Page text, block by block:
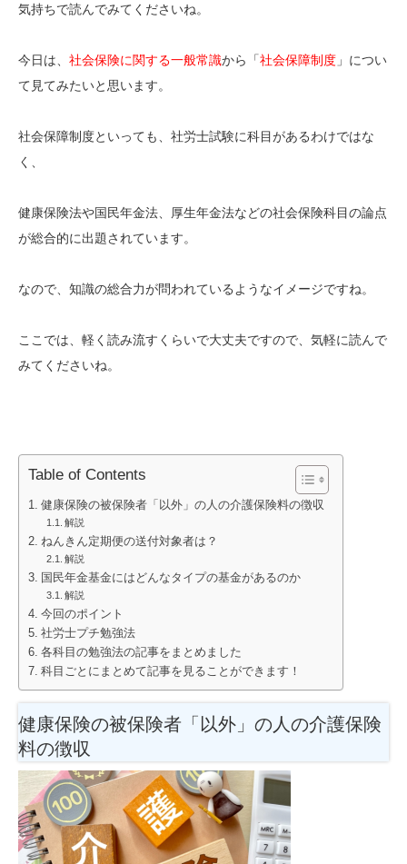
気持ちで読んでみてくださいね。
今日は、 社会保険に関する一般常識から「社会保障制度 」につい
て見てみたいと思います。
社会保障制度といっても、社労士試験に科目があるわけではな
く、
健康保険法や国民年金法、厚生年金法などの社会保険科目の論点
が総合的に出題されています。
なので、知識の総合力が問われているようなイメージですね。
ここでは、軽く読み流すくらいで大丈夫ですので、気軽に読んで
みてくださいね。
Table of Contents
健康保険の被保険者「以外」の人の介護保険料の徴収
解説
ねんきん定期便の送付対象者は？
解説
国民年金基金にはどんなタイプの基金があるのか
解説
今回のポイント
社労士プチ勉強法
各科目の勉強法の記事をまとめました
科目ごとにまとめて記事を見ることができます！
健康保険の被保険者「以外」の人の介護保険
料の徴収